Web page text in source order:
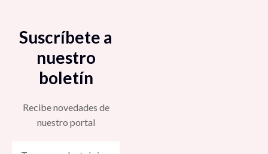
Suscríbete a
nuestro
boletín
Recibe novedades de
nuestro portal